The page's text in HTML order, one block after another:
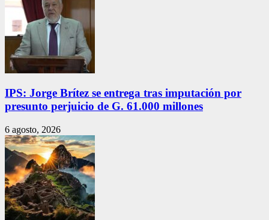
IPS: Jorge Brítez se entrega tras imputación por
presunto perjuicio de G. 61.000 millones
6 agosto, 2026